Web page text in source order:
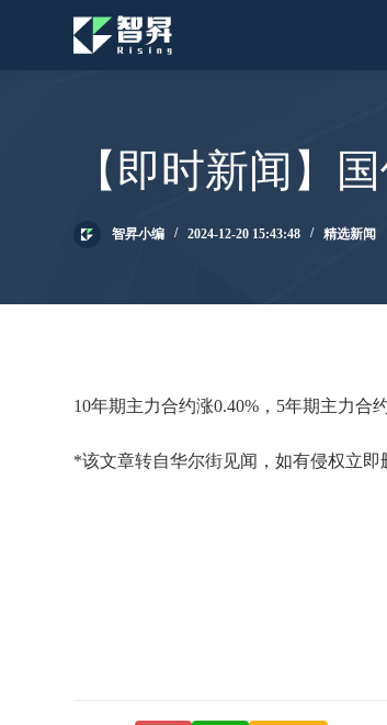
【即时新闻】
智昇小编 2024-12-20 15:43:48 精选新闻
10年期主力合约涨0.40%，5年期主力合
*该文章转自华尔街见闻，如有侵权立即